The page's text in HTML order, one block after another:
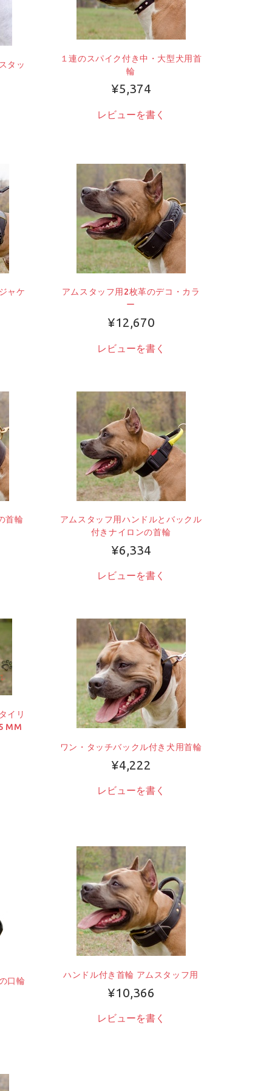
タッ
１連のスパイク付き中・大型犬用首
輪
¥5,374
レビューを書く
ャケ
アムスタッフ用2枚革のデコ・カラ
ー
¥12,670
レビューを書く
首輪
アムスタッフ用ハンドルとバックル
付きナイロンの首輪
¥6,334
レビューを書く
イリ
MM
ワン・タッチバックル付き犬用首輪
¥4,222
レビューを書く
口輪
ハンドル付き首輪 アムスタッフ用
¥10,366
レビューを書く